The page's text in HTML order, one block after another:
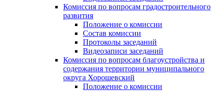
Комиссия по вопросам градостроительного
развития
Положение о комиссии
Состав комиссии
Протоколы заседаний
Видеозаписи заседаний
Комиссия по вопросам благоустройства и
содержания территории муниципального
округа Хорошевский
Положение о комиссии